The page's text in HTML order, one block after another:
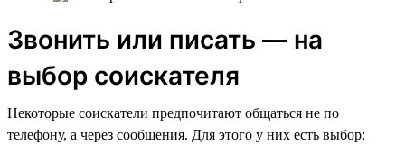
Звонить или писать — на
выбор соискателя
Некоторые соискатели предпочитают общаться не по
телефону, а через сообщения. Для этого у них есть выбор: